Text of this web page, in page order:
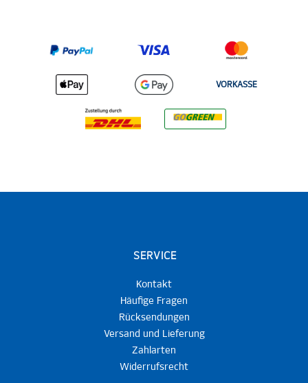
VORKASSE
SERVICE
Kontakt
Häufige Fragen
Rücksendungen
Versand und Lieferung
Zahlarten
Widerrufsrecht